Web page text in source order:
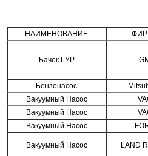
НАИМЕНОВАНИЕ
Бачок ГУР
Бензонасос
Вакуумный Насос
Вакуумный Насос
Вакуумный Насос
Вакуумный Насос LAND